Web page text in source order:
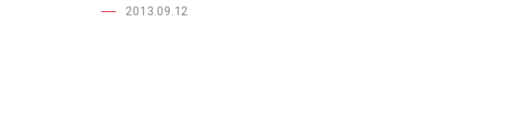
2013.09.12